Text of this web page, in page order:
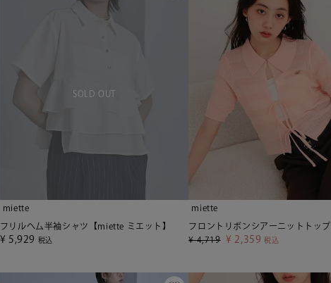
miette
フリルヘム半袖シャツ【miette ミエット】
¥ 5,929 税込
miette
¥ 4,719 ¥ 2,359 税込